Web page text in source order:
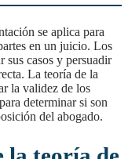
en un juicio. Los
sus casos y persuadir
La teoría de la
la validez de los
determinar si son
del abogado.